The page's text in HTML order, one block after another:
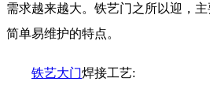
需求越来越大。铁艺门之所以迎，
简单易维护的特点。
铁艺大门焊接工艺: